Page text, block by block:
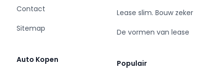
Contact
Sitemap
Auto Kopen
Lease slim. Bouw zeker
De vormen van lease
Populair